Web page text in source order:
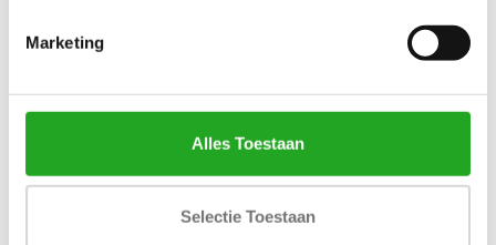
Marketing
Alles Toestaan
Selectie Toestaan
toestel is door ons team zorgvuldig geselecteerd en uitvoerig
getest op kwaliteit en betrouwbaarheid, zodat jij zeker bent van
garantie. Weet je niet zeker welk apparaat het beste bij jouw
doelen past of wil je een complete ruimte inrichten? Ons
je een vraag,neem dan gerust contact op.